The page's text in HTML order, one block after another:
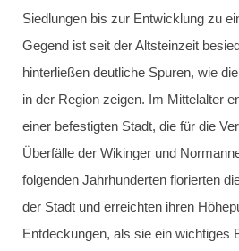
Siedlungen bis zur Entwicklung zu
Gegend ist seit der Altsteinzeit
hinterließen deutliche Spuren, wie
in der Region zeigen. Im Mittelalter
einer befestigten Stadt, die für die
Überfälle der Wikinger und
folgenden Jahrhunderten florierten
der Stadt und erreichten ihren
Entdeckungen, als sie ein wichtiges